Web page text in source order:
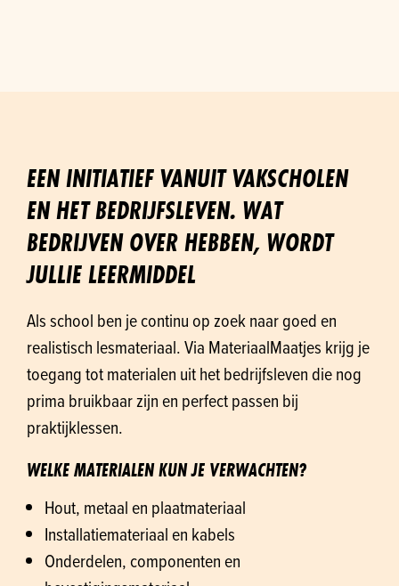
EEN INITIATIEF VANUIT VAKSCHOLEN
EN HET BEDRIJFSLEVEN. WAT
BEDRIJVEN OVER HEBBEN, WORDT
JULLIE LEERMIDDEL
Als school ben je continu op zoek naar goed en
realistisch lesmateriaal. Via MateriaalMaatjes krijg je
toegang tot materialen uit het bedrijfsleven die nog
prima bruikbaar zijn en perfect passen bij
praktijklessen.
WELKE MATERIALEN KUN JE VERWACHTEN?
Hout, metaal en plaatmateriaal
Installatiemateriaal en kabels
Onderdelen, componenten en